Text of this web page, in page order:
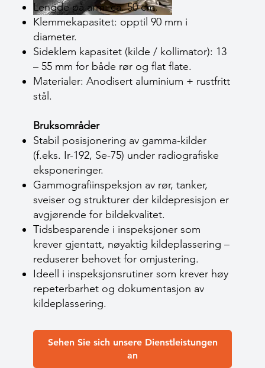
Lengde på arm: ca. 50 cm.
Klemmekapasitet: opptil 90 mm i
diameter.
Sideklem kapasitet (kilde / kollimator): 13
– 55 mm for både rør og flat flate.
Materialer: Anodisert aluminium + rustfritt
stål.
Bruksområder
Stabil posisjonering av gamma-kilder
(f.eks. Ir-192, Se-75) under radiografiske
eksponeringer.
Gammografiinspeksjon av rør, tanker,
sveiser og strukturer der kildepresisjon er
avgjørende for bildekvalitet.
Tidsbesparende i inspeksjoner som
krever gjentatt, nøyaktig kildeplassering –
reduserer behovet for omjustering.
Ideell i inspeksjonsrutiner som krever høy
repeterbarhet og dokumentasjon av
kildeplassering.
Sehen Sie sich unsere Dienstleistungen
an